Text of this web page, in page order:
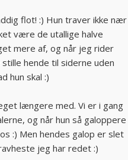
flot! :) Hun traver ikke nær
være de utallige halve
mere af, og når jeg rider
hende til siderne uden
hun skal :)
længere med. Vi er i gang
og når hun så galoppere
:) Men hendes galop er slet
jeg har redet :)